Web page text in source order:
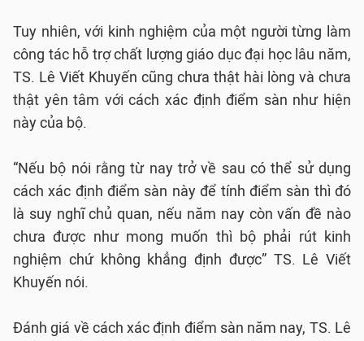
Tuy nhiên, với kinh nghiệm của một người từng làm
công tác hỗ trợ chất lượng giáo dục đại học lâu năm,
TS. Lê Viết Khuyến cũng chưa thật hài lòng và chưa
thật yên tâm với cách xác định điểm sàn như hiện
này của bộ.
“Nếu bộ nói rằng từ nay trở về sau có thể sử dụng
cách xác định điểm sàn này để tính điểm sàn thì đó
là suy nghĩ chủ quan, nếu năm nay còn vấn đề nào
chưa được như mong muốn thì bộ phải rút kinh
nghiệm chứ không khẳng định được” TS. Lê Viết
Khuyến nói.
Đánh giá về cách xác định điểm sàn năm nay, TS. Lê